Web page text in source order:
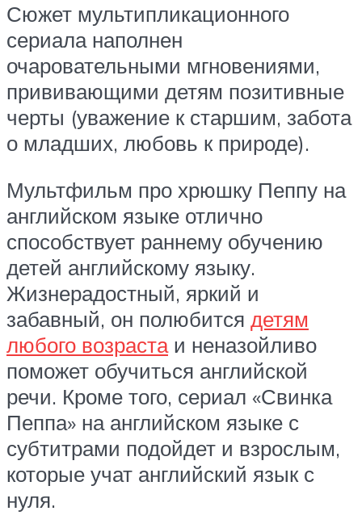
Сюжет мультипликационного
сериала наполнен
очаровательными мгновениями,
прививающими детям позитивные
черты (уважение к старшим, забота
о младших, любовь к природе).
Мультфильм про хрюшку Пеппу на
английском языке отлично
способствует раннему обучению
детей английскому языку.
Жизнерадостный, яркий и
забавный, он полюбится детям
любого возрастаи неназойливо
поможет обучиться английской
речи. Кроме того, сериал «Свинка
Пеппа» на английском языке с
субтитрами подойдет и взрослым,
которые учат английский язык с
нуля.